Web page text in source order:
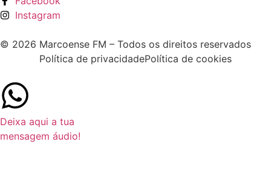
Instagram
© 2026 Marcoense FM – Todos os direitos reservados
Política de privacidadePolítica de cookies
Deixa aqui a tua
mensagem áudio!